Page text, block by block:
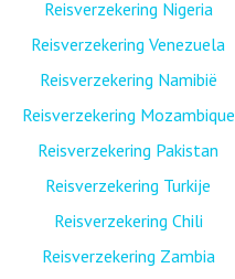
Reisverzekering Nigeria
Reisverzekering Venezuela
Reisverzekering Namibië
Reisverzekering Mozambique
Reisverzekering Pakistan
Reisverzekering Turkije
Reisverzekering Chili
Reisverzekering Zambia